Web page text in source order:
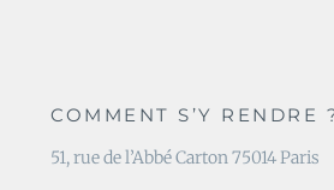
COMMENT S’Y RENDRE
51, rue de l’Abbé Carton 75014 Paris